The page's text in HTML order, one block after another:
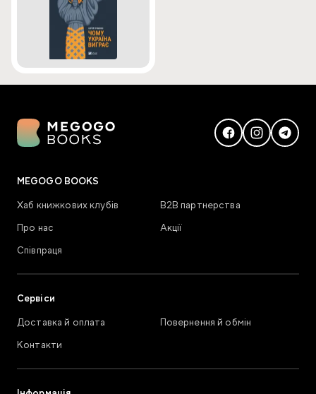
MEGOGO BOOKS
Хаб книжкових клубів
В2В партнерства
Про нас
Акції
Співпраця
Сервіси
Доставка й оплата
Повернення й обмін
Контакти